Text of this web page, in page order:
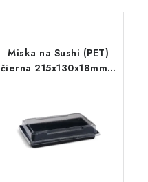
Miska na Sushi (PET)
čierna 215x130x18mm +